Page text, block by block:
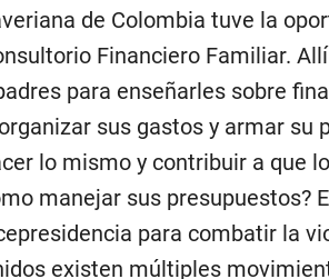
de Colombia tuve la
Financiero Familiar.
para enseñarles sobre
sus gastos y armar su
lo mismo y contribuir a que
manejar sus presupuestos?
para combatir la
existen múltiples